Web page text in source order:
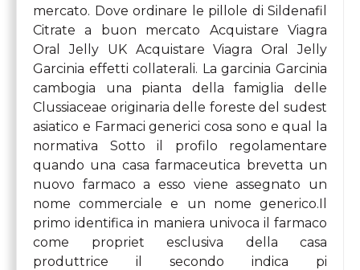
mercato. Dove ordinare le pillole di Sildenafil
Citrate a buon mercato Acquistare Viagra
Oral Jelly UK Acquistare Viagra Oral Jelly
Garcinia effetti collaterali. La garcinia Garcinia
cambogia una pianta della famiglia delle
Clussiaceae originaria delle foreste del sudest
asiatico e Farmaci generici cosa sono e qual la
normativa Sotto il profilo regolamentare
quando una casa farmaceutica brevetta un
nuovo farmaco a esso viene assegnato un
nome commerciale e un nome generico.Il
primo identifica in maniera univoca il farmaco
come propriet esclusiva della casa
produttrice il secondo indica pi